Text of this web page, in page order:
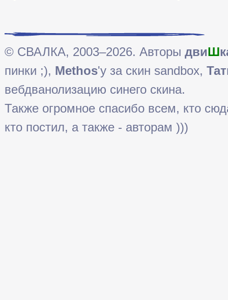
© СВАЛКА, 2003–2026. Авторы двиШ
пинки ;), Methos'у за скин sandbox,
вебдванолизацию синего скина.
Также огромное спасибо всем, кто
кто постил, а также - авторам )))